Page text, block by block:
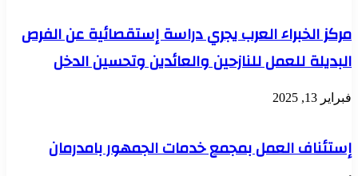
مركز الخبراء العرب يجري دراسة إستقصائية عن الفرص
البديلة للعمل للنازحين والعائدين وتحسين الدخل
فبراير 13, 2025
إستئناف العمل بمجمع خدمات الجمهور بامدرمان